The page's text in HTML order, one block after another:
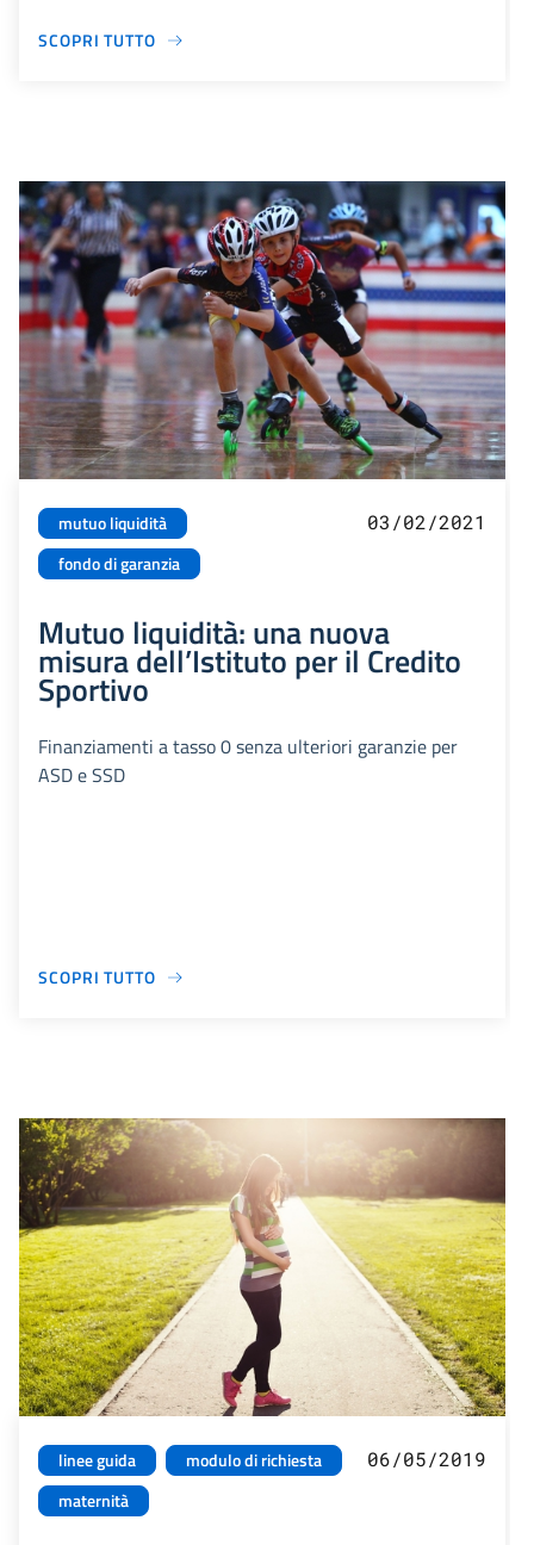
SCOPRI TUTTO
mutuo liquidità
fondo di garanzia
03/02/2021
Mutuo liquidità: una nuova
misura dell’Istituto per il Credito
Sportivo
Finanziamenti a tasso 0 senza ulteriori garanzie per
ASD e SSD
SCOPRI TUTTO
linee guida
modulo di richiesta
maternità
06/05/2019